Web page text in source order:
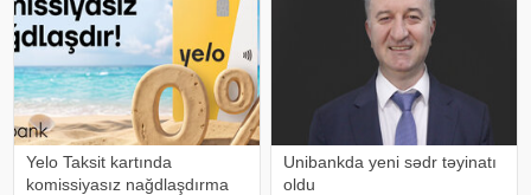
xidmə
Yelo Taksit kartında
komissiyasız nağdlaşdırma
Unibankda yeni sədr təyinatı
oldu